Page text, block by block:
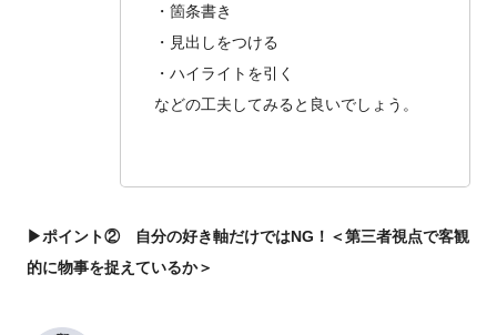
・箇条書き
・見出しをつける
・ハイライトを引く
などの工夫してみると良いでしょう。
▶ポイント② 自分の好き軸だけではNG！＜第三者視点で客観
的に物事を捉えているか＞